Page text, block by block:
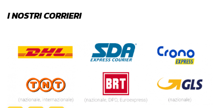
I NOSTRI CORRIERI